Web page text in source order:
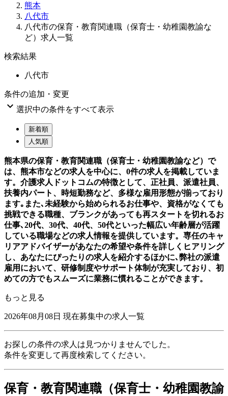
熊本
八代市
八代市の保育・教育関連職（保育士・幼稚園教諭な
ど）求人一覧
検索結果
八代市
条件の追加・変更
 選択中の条件をすべて表示
新着順
人気順
熊本県の保育・教育関連職（保育士・幼稚園教諭など）で
は、熊本市などの求人を中心に、0件の求人を掲載していま
す。介護求人ドットコムの特徴として、正社員、派遣社員、
扶養内パート、時短勤務など、多様な雇用形態が揃っており
ます｡また､未経験から始められるお仕事や、資格がなくても
挑戦できる職種、ブランクがあっても再スタートを切れるお
仕事､20代、30代、40代、50代といった幅広い年齢層が活躍
している職場などの求人情報を提供しています。専任のキャ
リアアドバイザーがあなたの希望や条件を詳しくヒアリング
し、あなたにぴったりの求人を紹介するほかに､弊社の派遣
雇用において、研修制度やサポート体制が充実しており、初
めての方でもスムーズに業務に慣れることができます。
もっと見る
2026年08月08日 現在募集中の求人一覧
お探しの条件の求人は見つかりませんでした。
条件を変更して再度検索してください。
保育・教育関連職（保育士・幼稚園教諭